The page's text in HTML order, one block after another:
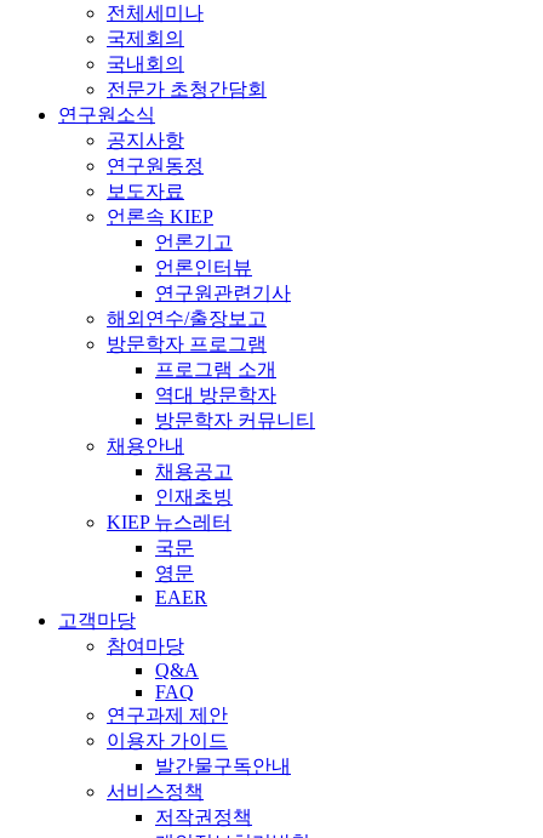
전체세미나
국제회의
국내회의
전문가 초청간담회
연구원소식
공지사항
연구원동정
보도자료
언론속 KIEP
언론기고
언론인터뷰
연구원관련기사
해외연수/출장보고
방문학자 프로그램
프로그램 소개
역대 방문학자
방문학자 커뮤니티
채용안내
채용공고
인재초빙
KIEP 뉴스레터
국문
영문
EAER
고객마당
참여마당
Q&A
FAQ
연구과제 제안
이용자 가이드
발간물구독안내
서비스정책
저작권정책